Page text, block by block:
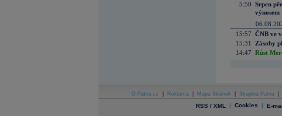
5:50 Srpen
výnosem
15:57 ČNB ve
15:31
Zásoby
14:47 Růst
O Patria.cz Reklama Mapa Stránek Skupina Patria
RSS / XML | Cookies | E-